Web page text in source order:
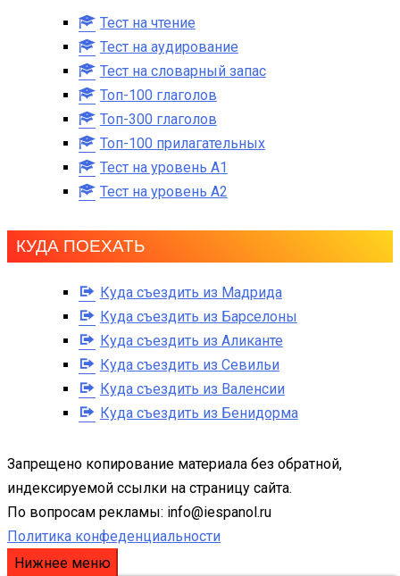
Тест на чтение
Тест на аудирование
Тест на словарный запас
Топ-100 глаголов
Топ-300 глаголов
Топ-100 прилагательных
Тест на уровень A1
Тест на уровень A2
КУДА ПОЕХАТЬ
Куда съездить из Мадрида
Куда съездить из Барселоны
Куда съездить из Аликанте
Куда съездить из Севильи
Куда съездить из Валенсии
Куда съездить из Бенидорма
Запрещено копирование материала без обратной,
индексируемой ссылки на страницу сайта.
По вопросам рекламы: info@iespanol.ru
Политика конфеденциальности
Нижнее меню